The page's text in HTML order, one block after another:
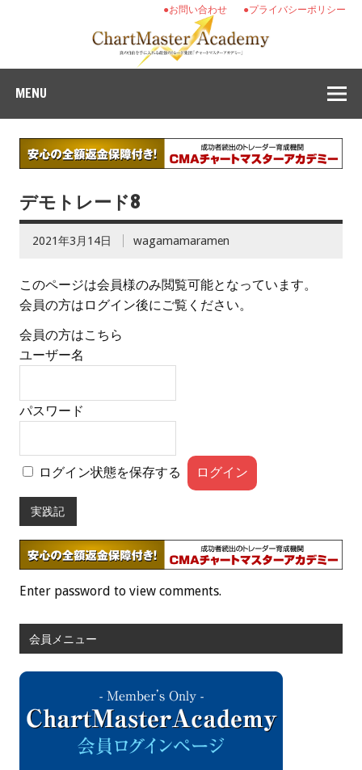
●プライバシーポリシー
●お問い合わせ
MENU
デモトレード8
2021年3月14日 wagamamaramen
このページは会員様のみ閲覧可能となっています。
会員の方はログイン後にご覧ください。
会員の方はこちら
ユーザー名
パスワード
ログイン状態を保存する
実践記
Enter password to view comments.
会員メニュー